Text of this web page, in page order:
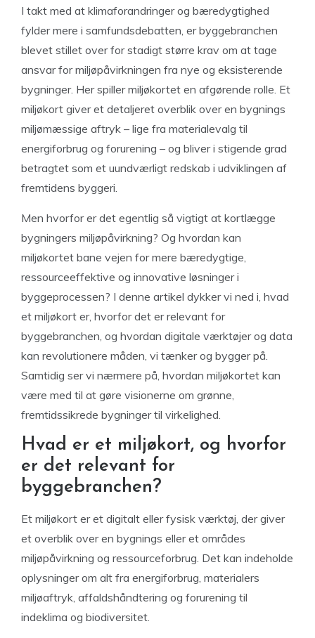
I takt med at klimaforandringer og bæredygtighed
fylder mere i samfundsdebatten, er byggebranchen
blevet stillet over for stadigt større krav om at tage
ansvar for miljøpåvirkningen fra nye og eksisterende
bygninger. Her spiller miljøkortet en afgørende rolle. Et
miljøkort giver et detaljeret overblik over en bygnings
miljømæssige aftryk – lige fra materialevalg til
energiforbrug og forurening – og bliver i stigende grad
betragtet som et uundværligt redskab i udviklingen af
fremtidens byggeri.
Men hvorfor er det egentlig så vigtigt at kortlægge
bygningers miljøpåvirkning? Og hvordan kan
miljøkortet bane vejen for mere bæredygtige,
ressourceeffektive og innovative løsninger i
byggeprocessen? I denne artikel dykker vi ned i, hvad
et miljøkort er, hvorfor det er relevant for
byggebranchen, og hvordan digitale værktøjer og data
kan revolutionere måden, vi tænker og bygger på.
Samtidig ser vi nærmere på, hvordan miljøkortet kan
være med til at gøre visionerne om grønne,
fremtidssikrede bygninger til virkelighed.
Hvad er et miljøkort, og hvorfor
er det relevant for
byggebranchen?
Et miljøkort er et digitalt eller fysisk værktøj, der giver
et overblik over en bygnings eller et områdes
miljøpåvirkning og ressourceforbrug. Det kan indeholde
oplysninger om alt fra energiforbrug, materialers
miljøaftryk, affaldshåndtering og forurening til
indeklima og biodiversitet.